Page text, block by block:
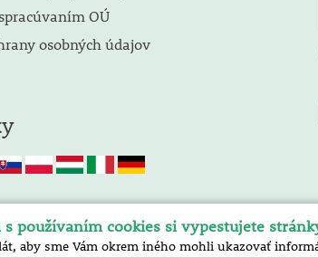
OÚ
osobných údajov
s používaním cookies si vypestujete
aby sme Vám okrem iného mohli ukazovať